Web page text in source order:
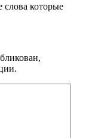
слова которые